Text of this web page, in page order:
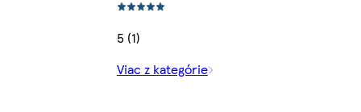
5 (1)
Viac z kategórie